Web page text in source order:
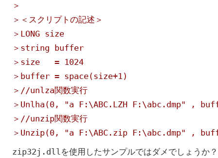
＞
＞＜スクリプトの記述＞
＞LONG size
＞string buffer
＞size = 1024
＞buffer = space(size+1)
＞//unlza関数実行
＞Unlha(0, "a F:\ABC.LZH F:\abc.dmp" ,
＞//unzip関数実行
＞Unzip(0, "a F:\ABC.zip F:\abc.dmp" ,
zip32j.dllを使用したサンプルではダメでしょうか？